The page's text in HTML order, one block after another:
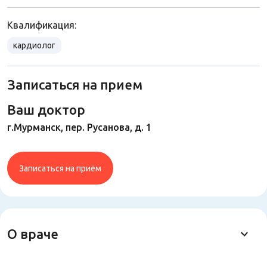
Квалификация:
кардиолог
Записаться на прием
Ваш доктор
г.Мурманск, пер. Русанова, д. 1
Записаться на приём
О враче